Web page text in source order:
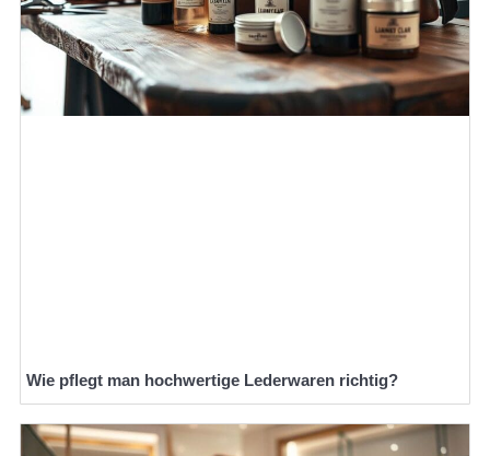
Wie pflegt man hochwertige Lederwaren richtig?